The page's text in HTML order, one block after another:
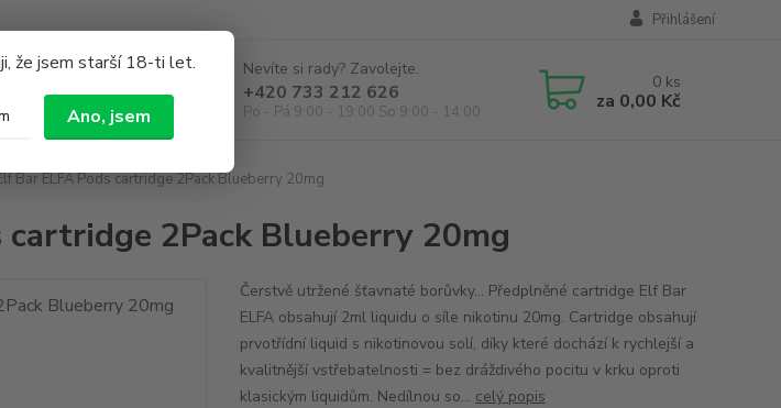
že jsem starší 18-ti let.
Ano, jsem
Přihlášení
Hledat
Nevíte si rady? Zavolejte.
+420 733 212 626
Po - Pá 9:00 - 19:00 So 9:00 - 14:00
0 ks
za 0,00 Kč
Bar ELFA Pods cartridge 2Pack Blueberry 20mg
cartridge 2Pack Blueberry 20mg
Čerstvě utržené šťavnaté borůvky... Předplněné cartridge Elf Bar
ELFA obsahují 2ml liquidu o síle nikotinu 20mg. Cartridge obsahují
prvotřídní liquid s nikotinovou solí, díky které dochází k rychlejší a
kvalitnější vstřebatelnosti = bez dráždivého pocitu v krku oproti
klasickým liquidům. Nedílnou so... celý popis